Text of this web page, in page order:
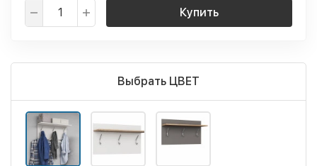
Купить
Выбрать ЦВЕТ